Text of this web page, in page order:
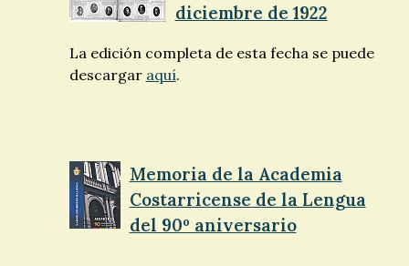
diciembre de 1922
La edición completa de esta fecha se puede
descargar aquí.
Memoria de la Academia
Costarricense de la Lengua
del 90º aniversario